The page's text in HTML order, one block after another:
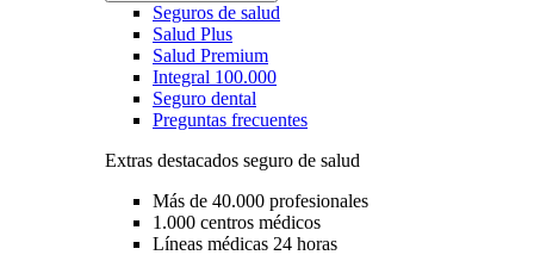
Seguros de salud
Salud Plus
Salud Premium
Integral 100.000
Seguro dental
Preguntas frecuentes
Extras destacados seguro de salud
Más de 40.000 profesionales
1.000 centros médicos
Líneas médicas 24 horas